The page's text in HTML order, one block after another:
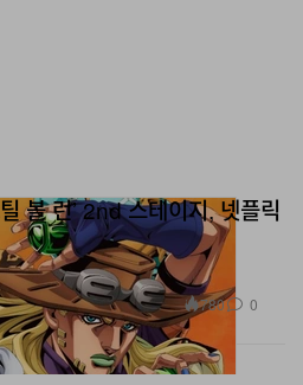
볼 런’ 2nd 스테이지, 넷플릭
780 0